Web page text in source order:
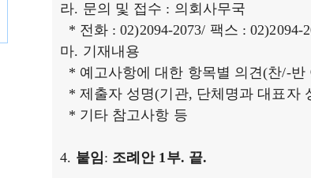
라. 문의 및 접수 : 의회사무국
* 전화 : 02)2094-2073/ 팩스 : 02)2094-
마. 기재내용
* 예고사항에 대한 항목별 의견(찬/-반
* 제출자 성명(기관, 단체명과 대표자
* 기타 참고사항 등
붙임 : 조례안 1부. 끝.